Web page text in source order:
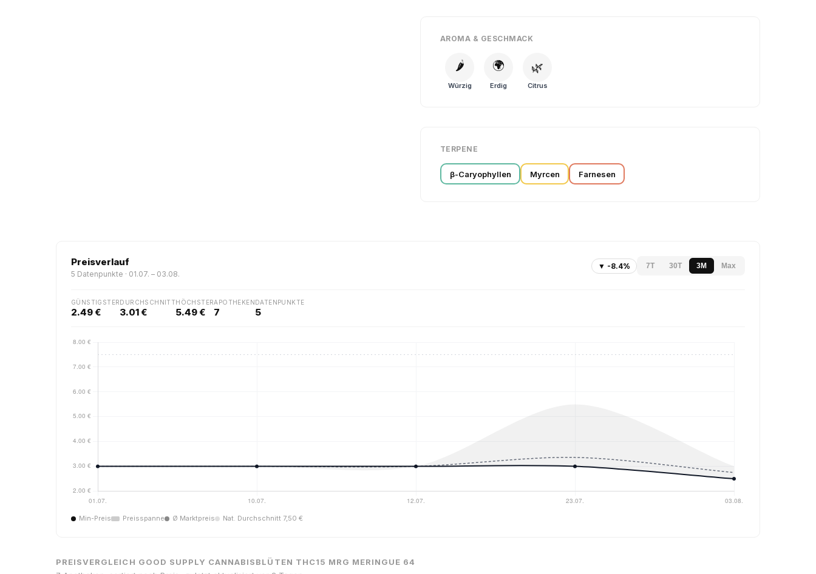
AROMA & GESCHMACK
🌶️
Würzig
🌍
Erdig
🌿
Citrus
TERPENE
β-Caryophyllen Myrcen Farnesen
Preisverlauf
5 Datenpunkte · 01.07. – 03.08.
▼ -8.4% 7T 30T 3M Max
GÜNSTIGSTER
2.49 €
DURCHSCHNITT
3.01 €
HÖCHSTER
5.49 €
APOTHEKEN
7
DATENPUNKTE
5
Min-Preis Preisspanne Ø Marktpreis Nat. Durchschnitt 7,50 €
PREISVERGLEICH GOOD SUPPLY CANNABISBLÜTEN THC15 MRG MERINGUE 64